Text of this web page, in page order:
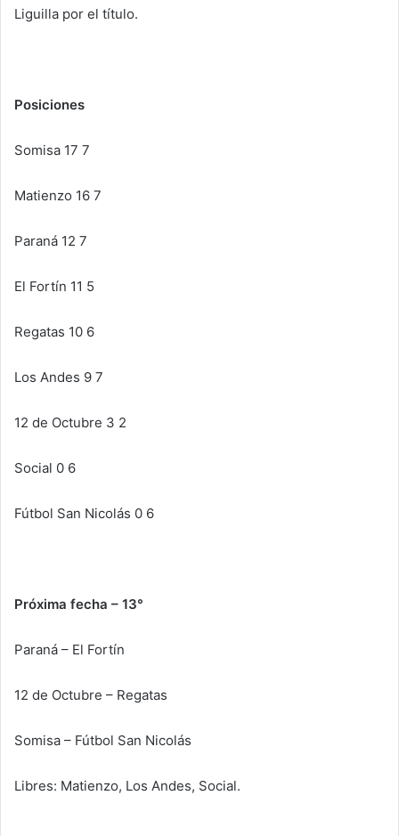
Liguilla por el título.
Posiciones
Somisa 17 7
Matienzo 16 7
Paraná 12 7
El Fortín 11 5
Regatas 10 6
Los Andes 9 7
12 de Octubre 3 2
Social 0 6
Fútbol San Nicolás 0 6
Próxima fecha – 13°
Paraná – El Fortín
12 de Octubre – Regatas
Somisa – Fútbol San Nicolás
Libres: Matienzo, Los Andes, Social.